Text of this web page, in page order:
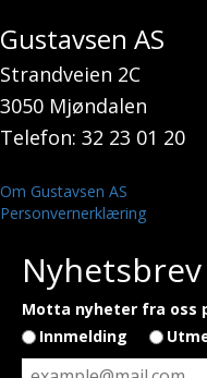
Gustavsen AS
Strandveien 2C
3050 Mjøndalen
Telefon: 32 23 01 20
Om Gustavsen AS
Personvernerklæring
Nyhetsbrev
Motta nyheter fra oss
Innmelding